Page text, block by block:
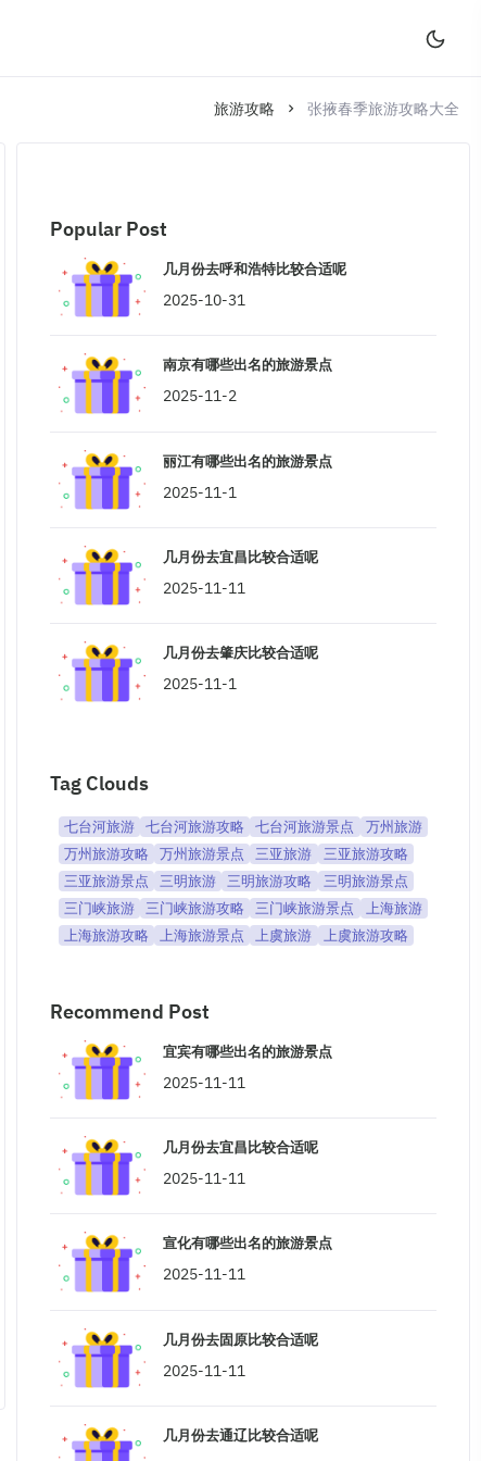
旅游攻略 张掖春季旅游攻略大全
Popular Post
几月份去呼和浩特比较合适呢
2025-10-31
南京有哪些出名的旅游景点
2025-11-2
丽江有哪些出名的旅游景点
2025-11-1
几月份去宜昌比较合适呢
2025-11-11
几月份去肇庆比较合适呢
2025-11-1
Tag Clouds
七台河旅游 七台河旅游攻略 七台河旅游景点
万州旅游
万州旅游攻略
万州旅游景点 三亚旅游
三亚旅游攻略
三亚旅游景点
三明旅游 三明旅游攻略
三明旅游景点
三门峡旅游
三门峡旅游攻略 三门峡旅游景点
上海旅游
上海旅游攻略
上海旅游景点 上虞旅游 上虞旅游攻略
Recommend Post
宜宾有哪些出名的旅游景点
2025-11-11
几月份去宜昌比较合适呢
2025-11-11
宣化有哪些出名的旅游景点
2025-11-11
几月份去固原比较合适呢
2025-11-11
几月份去通辽比较合适呢